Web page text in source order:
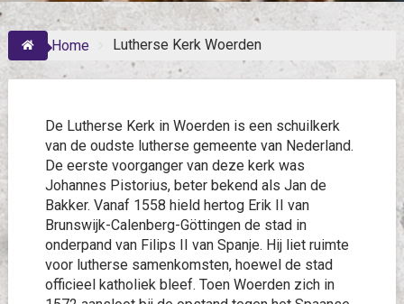
Home Lutherse Kerk Woerden
De Lutherse Kerk in Woerden is een schuilkerk
van de oudste lutherse gemeente van Nederland.
De eerste voorganger van deze kerk was
Johannes Pistorius, beter bekend als Jan de
Bakker. Vanaf 1558 hield hertog Erik II van
Brunswijk-Calenberg-Göttingen de stad in
onderpand van Filips II van Spanje. Hij liet ruimte
voor lutherse samenkomsten, hoewel de stad
officieel katholiek bleef. Toen Woerden zich in